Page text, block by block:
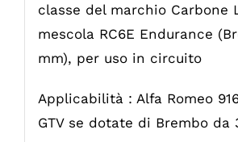
classe del marchio Carbone
mescola RC6E Endurance
mm), per uso in circuito
Applicabilità : Alfa Romeo
GTV se dotate di Brembo da